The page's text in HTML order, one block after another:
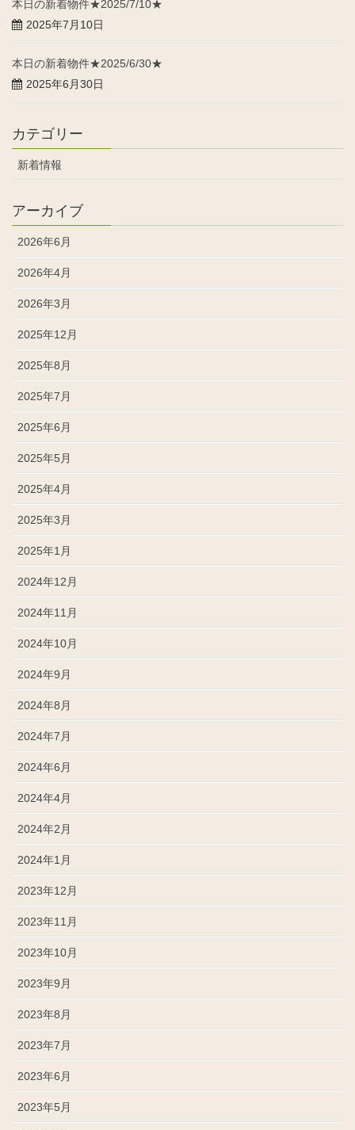
本日の新着物件★2025/7/10★
2025年7月10日
本日の新着物件★2025/6/30★
2025年6月30日
カテゴリー
新着情報
アーカイブ
2026年6月
2026年4月
2026年3月
2025年12月
2025年8月
2025年7月
2025年6月
2025年5月
2025年4月
2025年3月
2025年1月
2024年12月
2024年11月
2024年10月
2024年9月
2024年8月
2024年7月
2024年6月
2024年4月
2024年2月
2024年1月
2023年12月
2023年11月
2023年10月
2023年9月
2023年8月
2023年7月
2023年6月
2023年5月